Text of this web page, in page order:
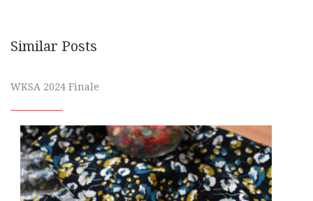
Similar Posts
WKSA 2024 Finale